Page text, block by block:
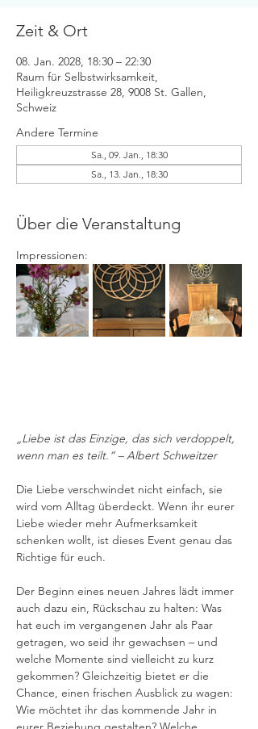
Zeit & Ort
08. Jan. 2028, 18:30 – 22:30
Raum für Selbstwirksamkeit,
Heiligkreuzstrasse 28, 9008 St. Gallen,
Schweiz
Andere Termine
Sa., 09. Jan., 18:30
Sa., 13. Jan., 18:30
Über die Veranstaltung
Impressionen:
„Liebe ist das Einzige, das sich verdoppelt,
wenn man es teilt.“ – Albert Schweitzer
Die Liebe verschwindet nicht einfach, sie
wird vom Alltag überdeckt. Wenn ihr eurer
Liebe wieder mehr Aufmerksamkeit
schenken wollt, ist dieses Event genau das
Richtige für euch.
Der Beginn eines neuen Jahres lädt immer
auch dazu ein, Rückschau zu halten: Was
hat euch im vergangenen Jahr als Paar
getragen, wo seid ihr gewachsen – und
welche Momente sind vielleicht zu kurz
gekommen? Gleichzeitig bietet er die
Chance, einen frischen Ausblick zu wagen:
Wie möchtet ihr das kommende Jahr in